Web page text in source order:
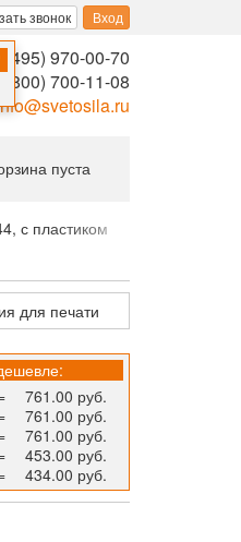
звонок Вход
(495) 970-00-70
8 (800) 700-11-08
пуста
с пластиком
для печати
761.00 руб.
761.00 руб.
761.00 руб.
453.00 руб.
434.00 руб.